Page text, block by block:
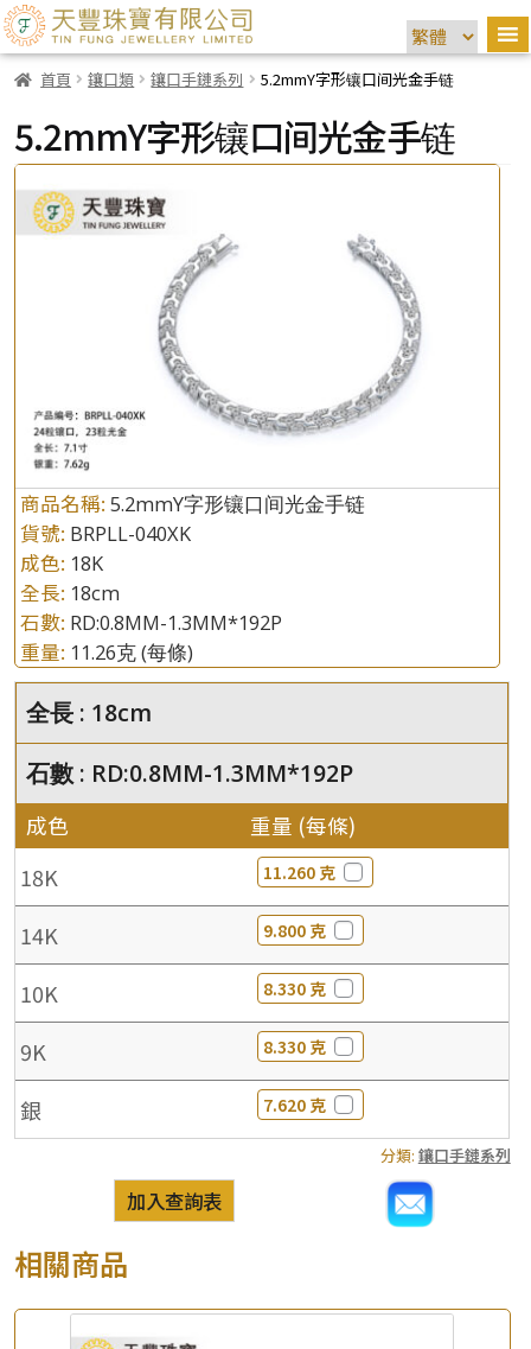
首頁 鑲口類 鑲口手鏈系列 5.2mmY字形镶口间光金手链
5.2mmY字形镶口间光金手链
商品名稱: 5.2mmY字形镶口间光金手链
貨號: BRPLL-040XK
成色: 18K
全長: 18cm
石數: RD:0.8MM-1.3MM*192P
重量: 11.26克(每條)
全長 : 18cm
石數 : RD:0.8MM-1.3MM*192P
成色 重量 (每條)
18K 11.260 克
14K 9.800 克
10K 8.330 克
9K 8.330 克
銀 7.620 克
分類: 鑲口手鏈系列
加入查詢表
相關商品